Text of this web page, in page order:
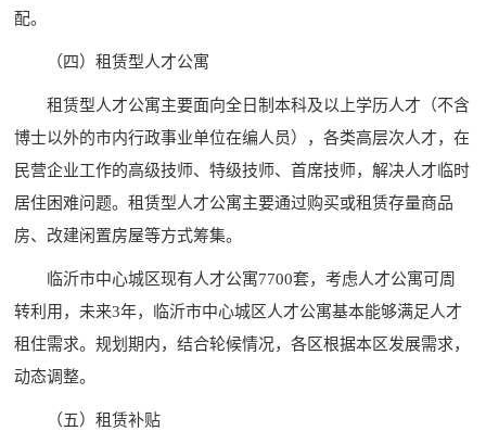
配。
（四）租赁型人才公寓
租赁型人才公寓主要面向全日制本科及以上学历人才（不含
博士以外的市内行政事业单位在编人员），各类高层次人才，在
民营企业工作的高级技师、特级技师、首席技师，解决人才临时
居住困难问题。租赁型人才公寓主要通过购买或租赁存量商品
房、改建闲置房屋等方式筹集。
临沂市中心城区现有人才公寓7700套，考虑人才公寓可周
转利用，未来3年，临沂市中心城区人才公寓基本能够满足人才
租住需求。规划期内，结合轮候情况，各区根据本区发展需求，
动态调整。
（五）租赁补贴